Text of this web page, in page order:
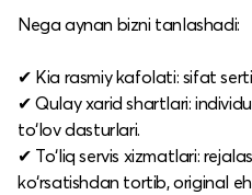
Nega aynan bizni tanlashadi:
✔ Kia rasmiy kafolati: sifat
✔ Qulay xarid shartlari:
to‘lov dasturlari.
✔ To‘liq servis xizmatlari:
ko‘rsatishdan tortib, original